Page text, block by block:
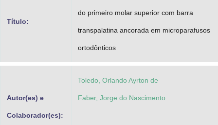
Título:
do primeiro molar superior com barra
transpalatina ancorada em microparafusos
ortodônticos
Autor(es) e
Colaborador(es):
Toledo, Orlando Ayrton de
Faber, Jorge do Nascimento